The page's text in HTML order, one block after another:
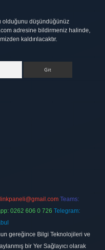
olduğunu düşündüğünüz
adresine bildirmeniz halinde,
kaldırılacaktır.
Teams:
0262 606 0 726 Telegram:
gereğince Bilgi Teknolojileri ve
bir Yer Sağlayıcı olarak